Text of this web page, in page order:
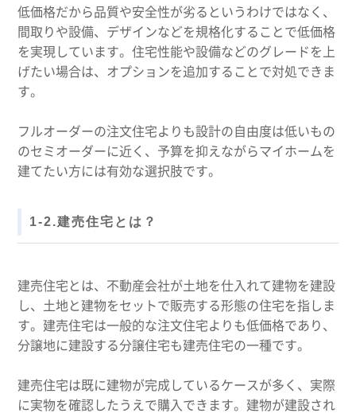
低価格だから品質や安全性が劣るというわけではなく、
間取りや設備、デザインなどを規格化することで低価格
を実現しています。住宅性能や設備などのグレードを上
げたい場合は、オプションを追加することで対処できま
す。
フルオーダーの注文住宅よりも設計の自由度は低いもの
のセミオーダーに近く、予算を抑えながらマイホームを
建てたい方には有効な選択肢です。
1-2.建売住宅とは？
建売住宅とは、不動産会社が土地を仕入れて建物を建設
し、土地と建物をセットで販売する形態の住宅を指しま
す。建売住宅は一般的な注文住宅よりも低価格であり、
分譲地に建設する分譲住宅も建売住宅の一種です。
建売住宅は既に建物が完成しているケースが多く、実際
に実物を確認したうえで購入できます。建物が建設され